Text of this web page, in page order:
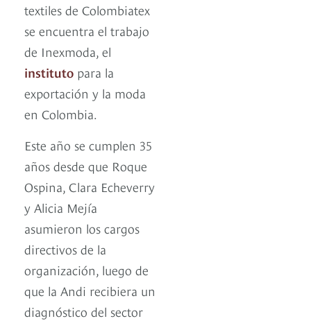
textiles de Colombiatex
se encuentra el trabajo
de Inexmoda, el
instituto para la
exportación y la moda
en Colombia.
Este año se cumplen 35
años desde que Roque
Ospina, Clara Echeverry
y Alicia Mejía
asumieron los cargos
directivos de la
organización, luego de
que la Andi recibiera un
diagnóstico del sector